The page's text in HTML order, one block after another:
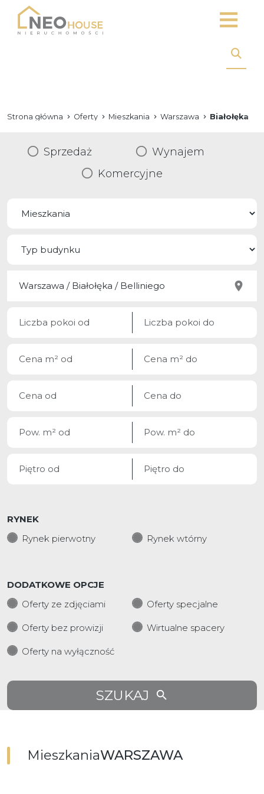
Strona główna Oferty Mieszkania Warszawa Białołęka
Sprzedaż
Wynajem
Komercyjne
RYNEK
Rynek pierwotny
Rynek wtórny
DODATKOWE OPCJE
Oferty ze zdjęciami
Oferty specjalne
Oferty bez prowizji Wirtualne spacery
Oferty na wyłączność
SZUKAJ
MieszkaniaWARSZAWA